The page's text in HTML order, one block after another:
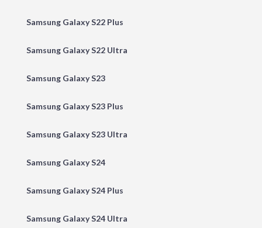
Samsung Galaxy S22 Plus
Samsung Galaxy S22 Ultra
Samsung Galaxy S23
Samsung Galaxy S23 Plus
Samsung Galaxy S23 Ultra
Samsung Galaxy S24
Samsung Galaxy S24 Plus
Samsung Galaxy S24 Ultra